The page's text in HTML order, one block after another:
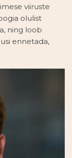
viiruste
olulist
ning loob
ennetada,